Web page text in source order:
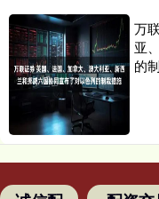
万
亚
的